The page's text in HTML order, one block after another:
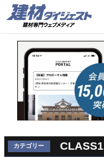
カテゴリー CLASS1